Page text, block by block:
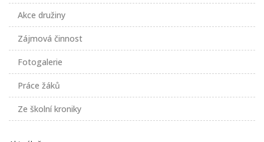
Akce družiny
Zájmová činnost
Fotogalerie
Práce žáků
Ze školní kroniky